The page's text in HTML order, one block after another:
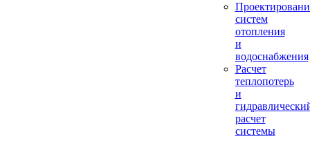
систем
отопления
и
водоснабжения
Расчет
теплопотерь
и
расчет
системы